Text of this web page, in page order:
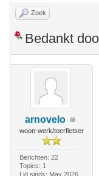
Zoek
Bedankt
arnovelo
woon-werk/toerfietser
Berichten: 22
Topics: 1
Lid sinds: May 2026